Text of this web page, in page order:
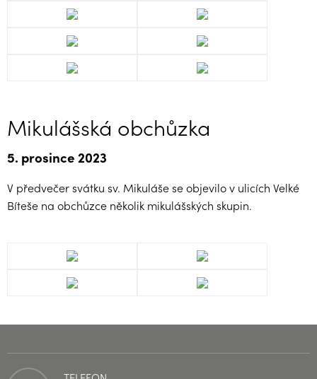
Mikulášská obchůzka
5. prosince 2023
V předvečer svátku sv. Mikuláše se objevilo v ulicích Velké
Bíteše na obchůzce několik mikulášských skupin.